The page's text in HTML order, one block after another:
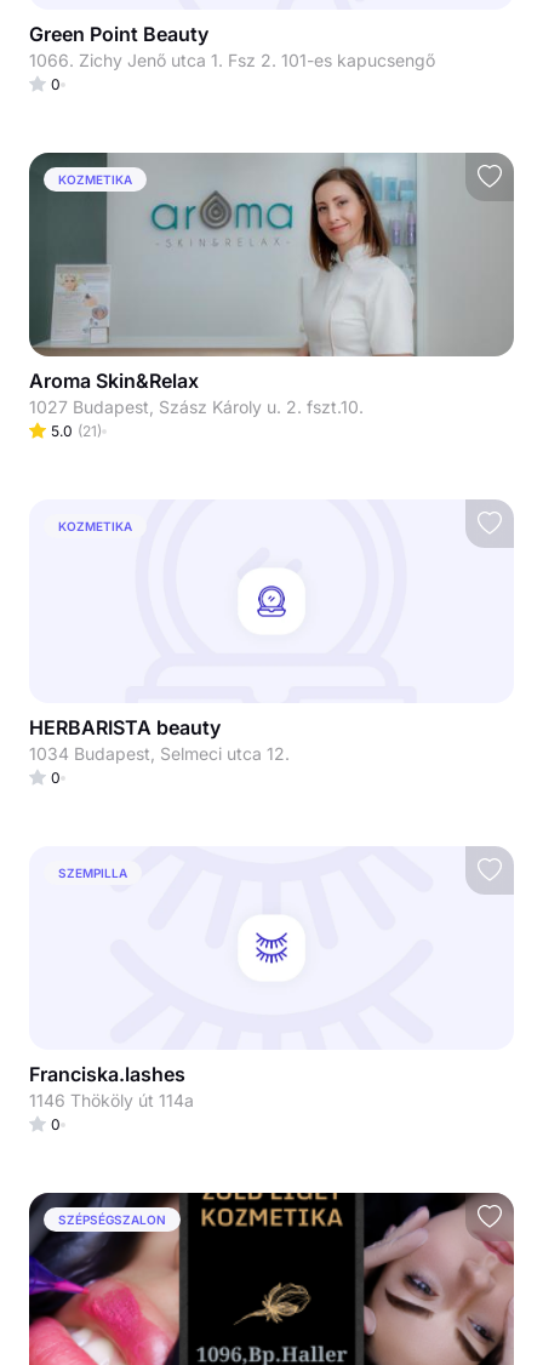
Green Point Beauty
1066. Zichy Jenő utca 1. Fsz 2. 101-es kapucsengő
0
KOZMETIKA
Aroma Skin&Relax
1027 Budapest, Szász Károly u. 2. fszt.10.
5.0 (21)
KOZMETIKA
HERBARISTA beauty
1034 Budapest, Selmeci utca 12.
0
SZEMPILLA
Franciska.lashes
1146 Thököly út 114a
0
SZÉPSÉGSZALON